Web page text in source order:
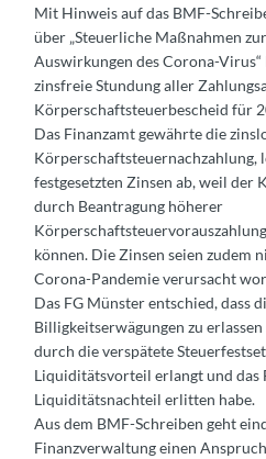
Mit Hinweis auf das BMF-
über „Steuerliche Maßnahmen
Auswirkungen des Corona-
zinsfreie Stundung aller
Körperschaftsteuerbescheid für
Das Finanzamt gewährte die
Körperschaftsteuernachzahlung,
festgesetzten Zinsen ab, weil der
durch Beantragung höherer
können. Die Zinsen seien zudem
Corona-Pandemie verursacht
Das FG Münster entschied, dass
Billigkeitserwägungen zu
durch die verspätete
Liquiditätsvorteil erlangt und das
Liquiditätsnachteil erlitten habe.
Aus dem BMF-Schreiben geht
Finanzverwaltung einen